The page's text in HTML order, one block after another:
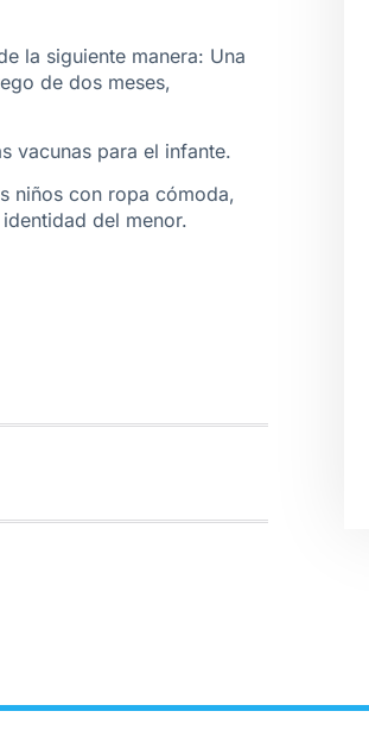
la siguiente manera: Una
de dos meses,
vacunas para el infante.
niños con ropa cómoda,
del menor.